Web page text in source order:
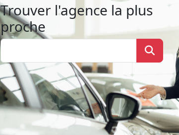
Trouver l'agence la plus
proche